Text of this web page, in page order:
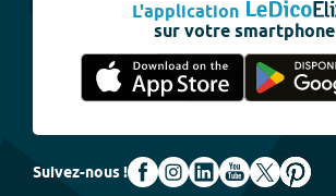
L'application
sur votre smartphone
Suivez-nous !